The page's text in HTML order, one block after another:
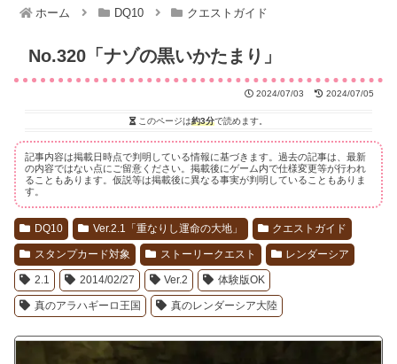
ホーム DQ10 クエストガイド
No.320「ナゾの黒いかたまり」
2024/07/03 2024/07/05
このページは約3分で読めます。
記事内容は掲載日時点で判明している情報に基づきます。過去の記事は、最新
の内容ではない点にご留意ください。掲載後にゲーム内で仕様変更等が行われ
ることもあります。仮説等は掲載後に異なる事実が判明していることもありま
す。
DQ10 Ver.2.1「重なりし運命の大地」 クエストガイド
スタンプカード対象 ストーリークエスト レンダーシア
2.1 2014/02/27 Ver.2 体験版OK
真のアラハギーロ王国 真のレンダーシア大陸